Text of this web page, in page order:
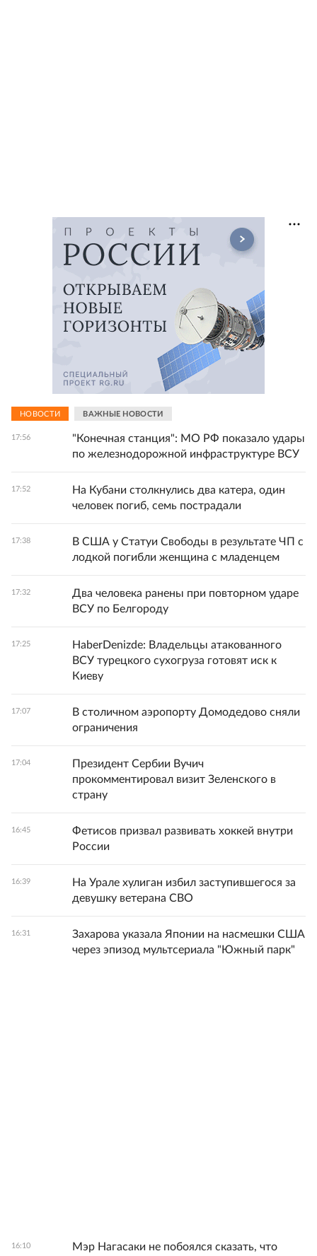
НОВОСТИ ВАЖНЫЕ НОВОСТИ
17:56
"Конечная станция": МО РФ показало удары
по железнодорожной инфраструктуре ВСУ
17:52
На Кубани столкнулись два катера, один
человек погиб, семь пострадали
17:38
В США у Статуи Свободы в результате ЧП с
лодкой погибли женщина с младенцем
17:32
Два человека ранены при повторном ударе
ВСУ по Белгороду
17:25
HaberDenizde: Владельцы атакованного
ВСУ турецкого сухогруза готовят иск к
Киеву
17:07
В столичном аэропорту Домодедово сняли
ограничения
17:04
Президент Сербии Вучич
прокомментировал визит Зеленского в
страну
16:45
Фетисов призвал развивать хоккей внутри
России
16:39
На Урале хулиган избил заступившегося за
девушку ветерана СВО
16:31
Захарова указала Японии на насмешки США
через эпизод мультсериала "Южный парк"
16:10
Мэр Нагасаки не побоялся сказать, что